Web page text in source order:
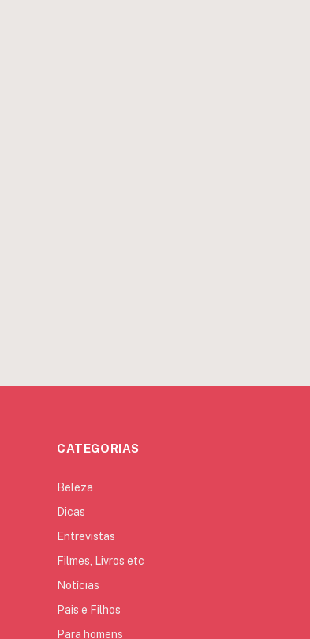
CATEGORIAS
Beleza
Dicas
Entrevistas
Filmes, Livros etc
Notícias
Pais e Filhos
Para homens